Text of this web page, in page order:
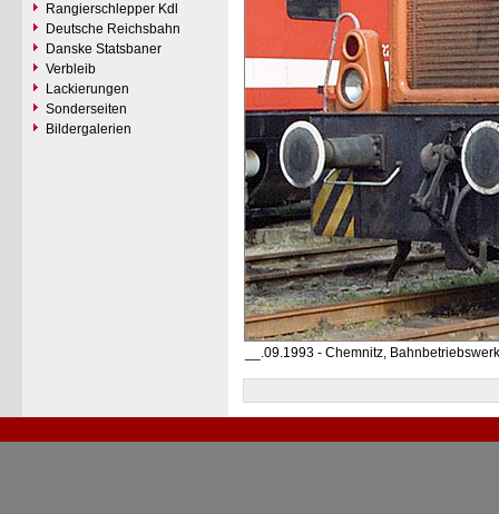
Rangierschlepper Kdl
Deutsche Reichsbahn
Danske Statsbaner
Verbleib
Lackierungen
Sonderseiten
Bildergalerien
__.09.1993 - Chemnitz, Bahnbetriebswerk